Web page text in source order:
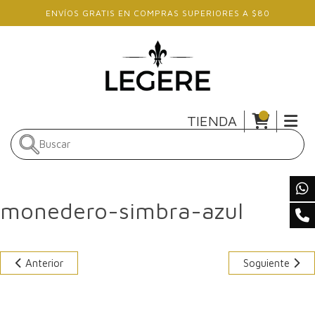
Skip to main content
ENVÍOS GRATIS EN COMPRAS SUPERIORES A $80
TIENDA
monedero-simbra-azul
Anterior Soguiente